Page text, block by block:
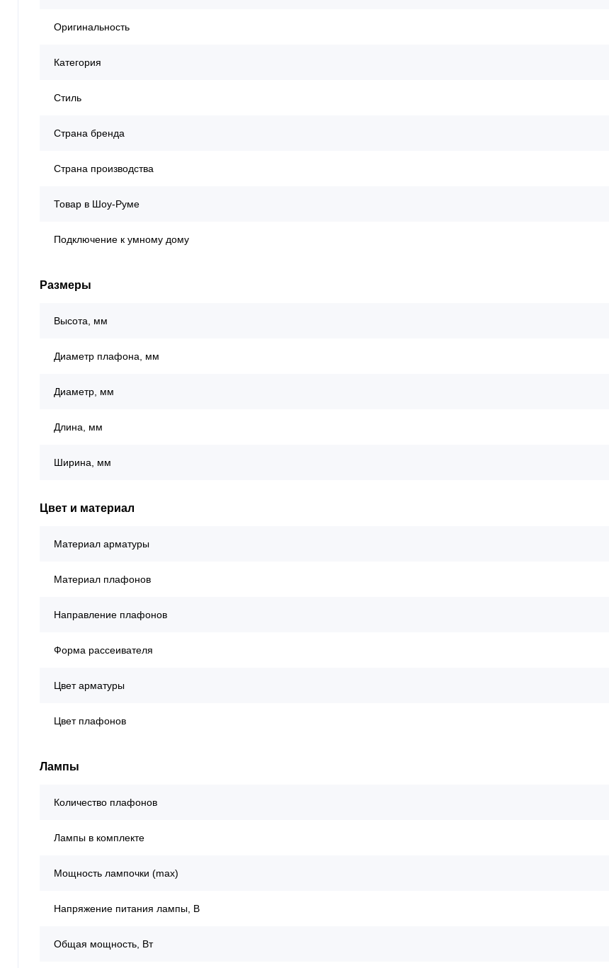
Оригинальность
Категория
Стиль
Страна бренда
Страна производства
Товар в Шоу-Руме
Подключение к умному дому
Размеры
Высота, мм
Диаметр плафона, мм
Диаметр, мм
Длина, мм
Ширина, мм
Цвет и материал
Материал арматуры
Материал плафонов
Направление плафонов
Форма рассеивателя
Цвет арматуры
Цвет плафонов
Лампы
Количество плафонов
Лампы в комплекте
Мощность лампочки (max)
Напряжение питания лампы, В
Общая мощность, Вт